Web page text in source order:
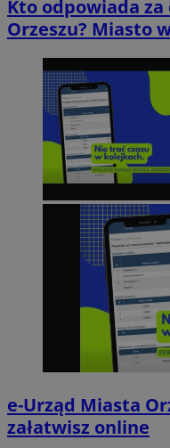
Kto odpowiada
Orzeszu? Miasto
e-Urząd Miasta
załatwisz online